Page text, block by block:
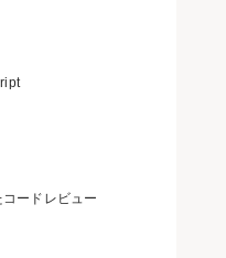
ードレビュー